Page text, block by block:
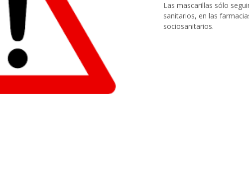
Las mascarillas sólo
sanitarios, en las
sociosanitarios.